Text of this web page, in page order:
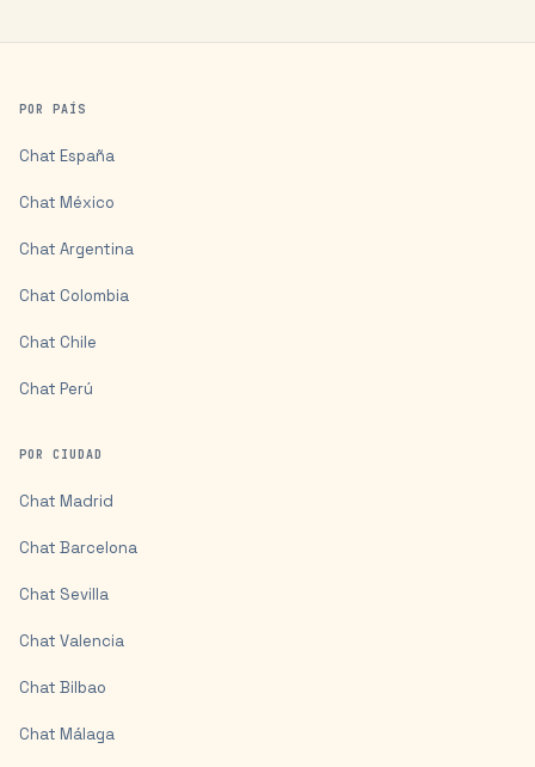
POR PAÍS
Chat España
Chat México
Chat Argentina
Chat Colombia
Chat Chile
Chat Perú
POR CIUDAD
Chat Madrid
Chat Barcelona
Chat Sevilla
Chat Valencia
Chat Bilbao
Chat Málaga